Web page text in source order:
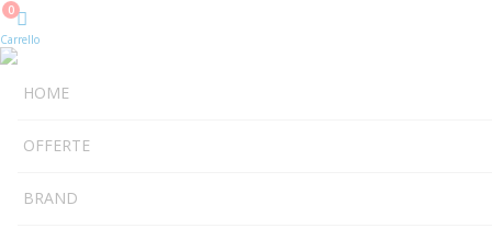
Cart
0
Carrello
HOME
OFFERTE
BRAND